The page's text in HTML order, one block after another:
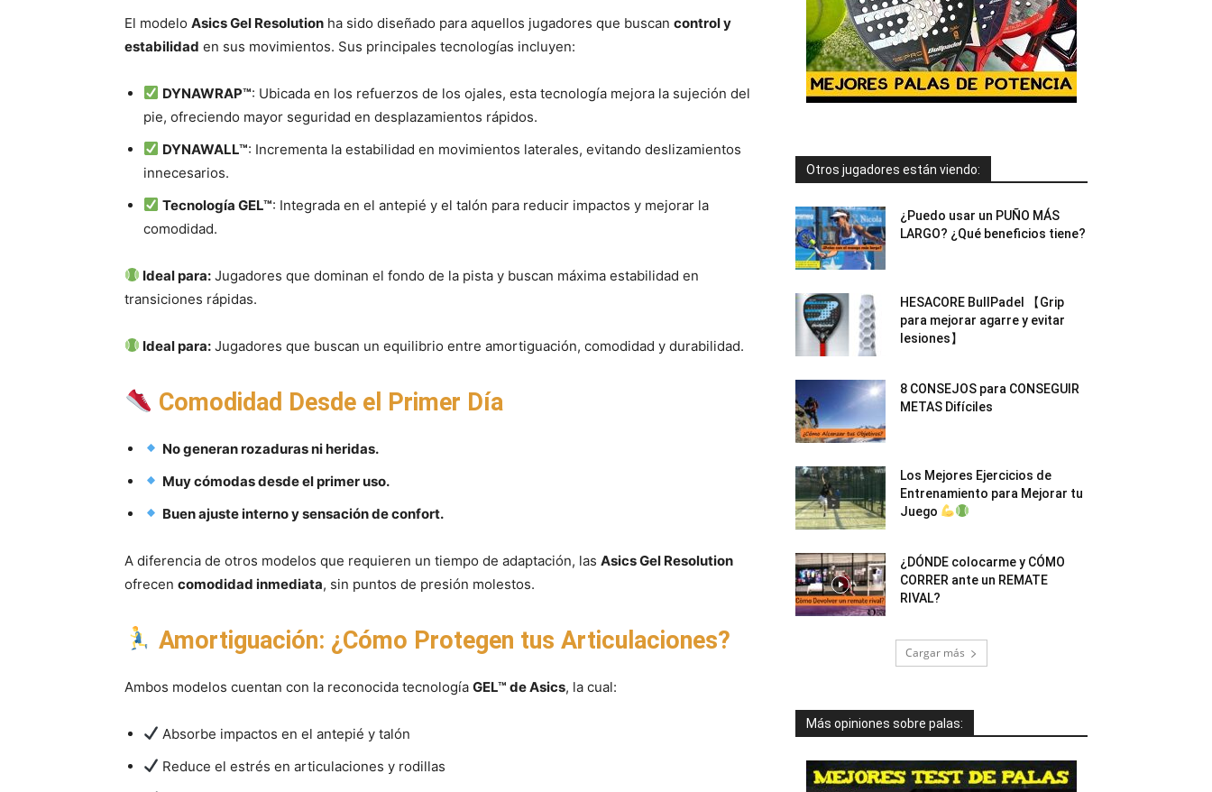
El modelo Asics Gel Resolution ha sido diseñado para aquellos jugadores que buscan control y
estabilidad en sus movimientos. Sus principales tecnologías incluyen:
DYNAWRAP™: Ubicada en los refuerzos de los ojales, esta tecnología mejora la sujeción del
pie, ofreciendo mayor seguridad en desplazamientos rápidos.
DYNAWALL™: Incrementa la estabilidad en movimientos laterales, evitando deslizamientos
innecesarios.
Tecnología GEL™: Integrada en el antepié y el talón para reducir impactos y mejorar la
comodidad.
Ideal para: Jugadores que dominan el fondo de la pista y buscan máxima estabilidad en
transiciones rápidas.
Ideal para: Jugadores que buscan un equilibrio entre amortiguación, comodidad y durabilidad.
Comodidad Desde el Primer Día
No generan rozaduras ni heridas.
Muy cómodas desde el primer uso.
Buen ajuste interno y sensación de confort.
A diferencia de otros modelos que requieren un tiempo de adaptación, las Asics Gel Resolution
ofrecen comodidad inmediata, sin puntos de presión molestos.
Amortiguación: ¿Cómo Protegen tus Articulaciones?
Ambos modelos cuentan con la reconocida tecnología GEL™ de Asics, la cual:
Absorbe impactos en el antepié y talón
Reduce el estrés en articulaciones y rodillas
Otros jugadores están viendo:
¿Puedo usar un PUÑO MÁS
LARGO? ¿Qué beneficios tiene?
HESACORE BullPadel 【Grip
para mejorar agarre y evitar
lesiones】
8 CONSEJOS para CONSEGUIR
METAS Difíciles
Los Mejores Ejercicios de
Entrenamiento para Mejorar tu
Juego
¿DÓNDE colocarme y CÓMO
CORRER ante un REMATE
RIVAL?
Cargar más
Más opiniones sobre palas: